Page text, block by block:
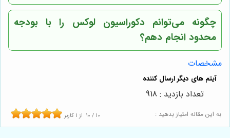
چگونه می‌توانم دکوراسیون لوکس را با بودجه
محدود انجام دهم؟
مشخصات
به این مقاله امتیاز بدهید : 10 / 10 از 1 کاربر
تعداد بازدید : 918